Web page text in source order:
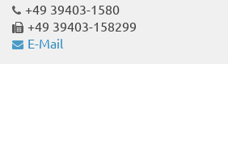
+49 39403-1580
+49 39403-158299
E-Mail